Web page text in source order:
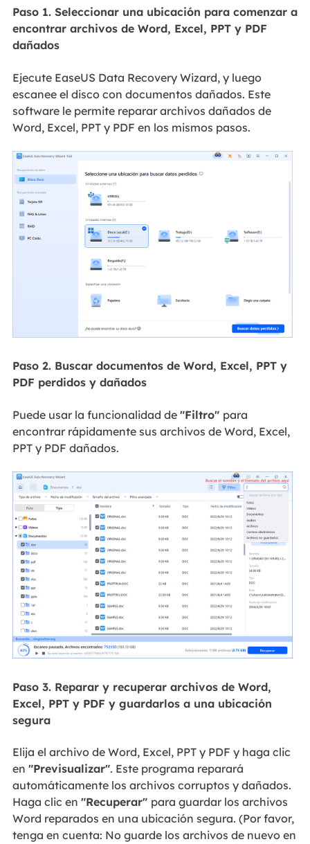
Paso 1. Seleccionar una ubicación para comenzar a
encontrar archivos de Word, Excel, PPT y PDF
dañados
Ejecute EaseUS Data Recovery Wizard, y luego
escanee el disco con documentos dañados. Este
software le permite reparar archivos dañados de
Word, Excel, PPT y PDF en los mismos pasos.
Paso 2. Buscar documentos de Word, Excel, PPT y
PDF perdidos y dañados
Puede usar la funcionalidad de "Filtro" para
encontrar rápidamente sus archivos de Word, Excel,
PPT y PDF dañados.
Paso 3. Reparar y recuperar archivos de Word,
Excel, PPT y PDF y guardarlos a una ubicación
segura
Elija el archivo de Word, Excel, PPT y PDF y haga clic
en "Previsualizar". Este programa reparará
automáticamente los archivos corruptos y dañados.
Haga clic en "Recuperar" para guardar los archivos
Word reparados en una ubicación segura. (Por favor,
tenga en cuenta: No guarde los archivos de nuevo en